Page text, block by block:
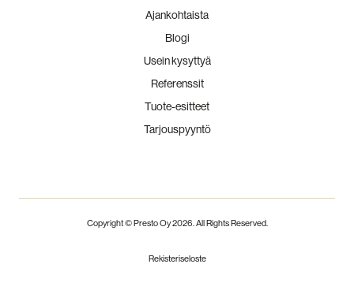
Ajankohtaista
Blogi
Usein kysyttyä
Referenssit
Tuote-esitteet
Tarjouspyyntö
Copyright © Presto Oy2026. All Rights Reserved.
Rekisteriseloste